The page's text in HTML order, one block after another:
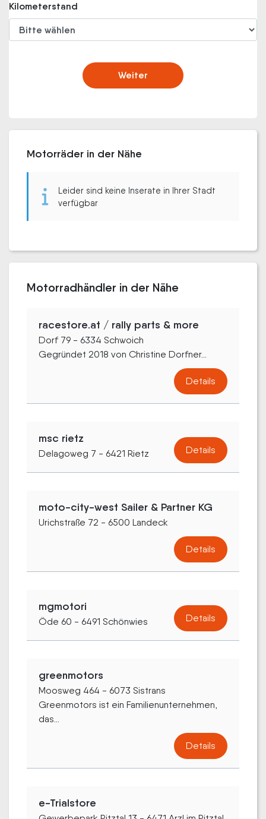
Kilometerstand
Weiter
Motorräder in der Nähe
Leider sind keine Inserate in Ihrer Stadt
verfügbar
Motorradhändler in der Nähe
racestore.at / rally parts & more
Dorf 79 - 6334 Schwoich
Gegründet 2018 von Christine Dorfner...
Details
msc rietz
Delagoweg 7 - 6421 Rietz Details
moto-city-west Sailer & Partner KG
Urichstraße 72 - 6500 Landeck
Details
mgmotori
Öde 60 - 6491 Schönwies Details
greenmotors
Moosweg 464 - 6073 Sistrans
Greenmotors ist ein Familienunternehmen,
das...
Details
e-Trialstore